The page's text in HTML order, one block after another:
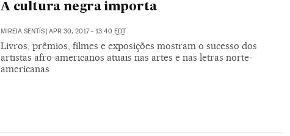
A cultura negra importa
MIREIA SENTÍS | APR 30, 2017 - 13:40 EDT
Livros, prêmios, filmes e exposições mostram o sucesso dos
artistas afro-americanos atuais nas artes e nas letras norte-
americanas